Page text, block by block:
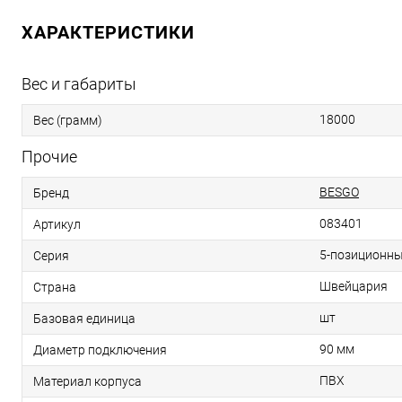
ХАРАКТЕРИСТИКИ
Вес и габариты
Вес (грамм) 18000
Прочие
Бренд BESGO
Артикул 083401
Серия 5-
Страна Швейцария
Базовая единица шт
Диаметр подключения 90 мм
Материал корпуса ПВХ